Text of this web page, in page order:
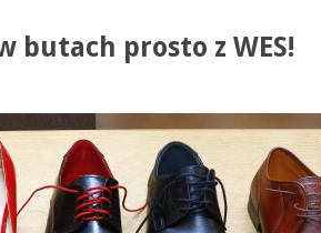
butach prosto z WES!